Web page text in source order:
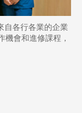
自各行各業的企業
機會和進修課程，